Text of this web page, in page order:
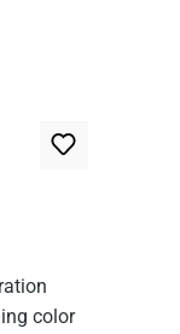
color